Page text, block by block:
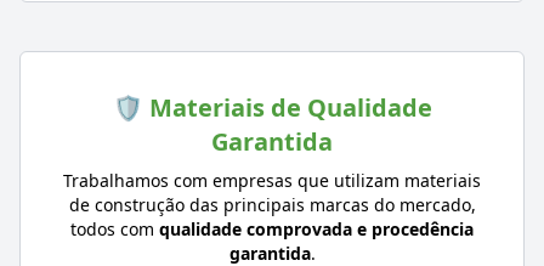
🛡️ Materiais de Qualidade
Garantida
Trabalhamos com empresas que utilizam materiais
de construção das principais marcas do mercado,
todos com qualidade comprovada e procedência
garantida.